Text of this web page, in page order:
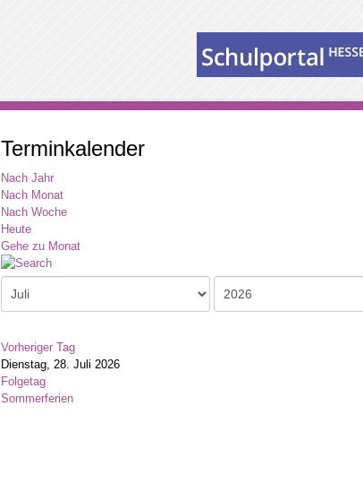
Terminkalender
Nach Jahr
Nach Monat
Nach Woche
Heute
Gehe zu Monat
Vorheriger Tag
Dienstag, 28. Juli 2026
Folgetag
Sommerferien